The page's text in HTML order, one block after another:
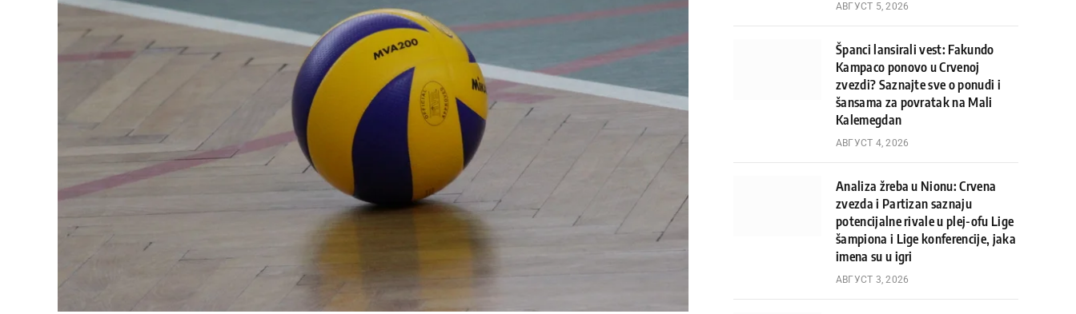
АВГУСТ 5, 2026
Španci lansirali vest: Fakundo
Kampaco ponovo u Crvenoj
zvezdi? Saznajte sve o ponudi i
šansama za povratak na Mali
Kalemegdan
АВГУСТ 4, 2026
Analiza žreba u Nionu: Crvena
zvezda i Partizan saznaju
potencijalne rivale u plej-ofu Lige
šampiona i Lige konferencije, jaka
imena su u igri
АВГУСТ 3, 2026